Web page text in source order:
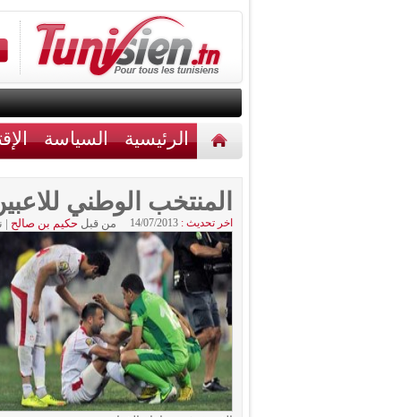
الرئيسية السياسة
المنتخب الوطني
اخر تحديث : 14/07/2013 من قبل حكيم بن صالح |